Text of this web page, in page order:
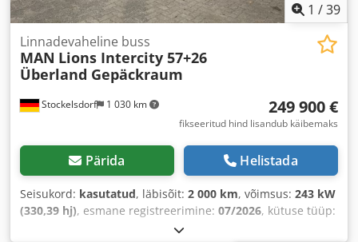
1 /39
Stockelsdorf 1 030 km
Linnadevaheline buss
MAN Lions Intercity 57+26
Überland Gepäckraum
249 900 €
fikseeritud hind lisandub käibemaks
Pärida Helistada
Seisukord: kasutatud, läbisõit: 2 000 km, võimsus: 243 kW
(330,39 hj), esmane registreerimine: 07/2026, kütuse tüüp:
, ülekande tüüp: